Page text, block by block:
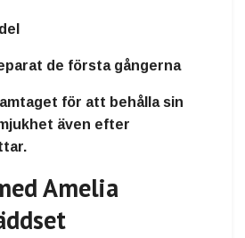
de första gångerna
för att behålla sin
även efter
Amelia